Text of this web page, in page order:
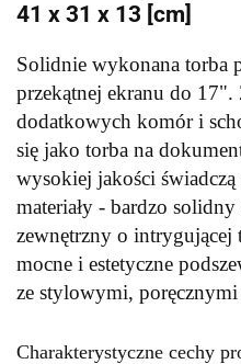
41 x 31 x 13 [cm]
Solidnie wykonana torba
przekątnej ekranu do
dodatkowych komór i
się jako torba na
wysokiej jakości
materiały - bardzo
zewnętrzny o intrygującej
mocne i estetyczne
ze stylowymi,
Charakterystyczne cechy